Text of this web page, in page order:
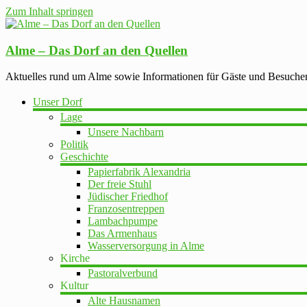
Zum Inhalt springen
Alme – Das Dorf an den Quellen
Aktuelles rund um Alme sowie Informationen für Gäste und
Unser Dorf
Lage
Unsere Nachbarn
Politik
Geschichte
Papierfabrik Alexandria
Der freie Stuhl
Jüdischer Friedhof
Franzosentreppen
Lambachpumpe
Das Armenhaus
Wasserversorgung in Alme
Kirche
Pastoralverbund
Kultur
Alte Hausnamen